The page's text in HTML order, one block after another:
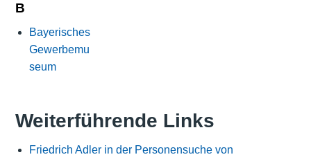
B
Bayerisches
Gewerbemu
seum
Weiterführende Links
Friedrich Adler in der Personensuche von